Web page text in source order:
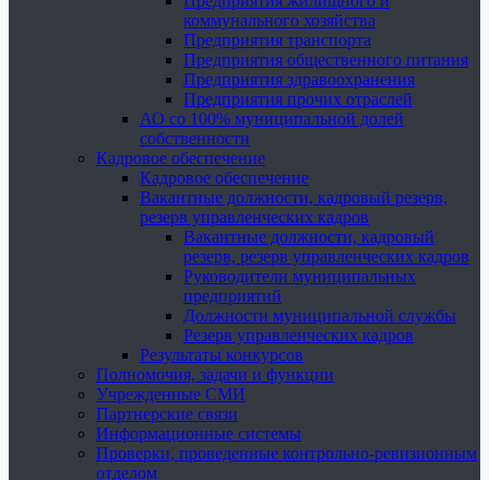
коммунального хозяйства
Предприятия транспорта
Предприятия общественного питания
Предприятия здравоохранения
Предприятия прочих отраслей
АО со 100% муниципальной долей
собственности
Кадровое обеспечение
Кадровое обеспечение
Вакантные должности, кадровый резерв,
резерв управленческих кадров
Вакантные должности, кадровый
резерв, резерв управленческих кадров
Руководители муниципальных
предприятий
Должности муниципальной службы
Резерв управленческих кадров
Результаты конкурсов
Полномочия, задачи и функции
Учрежденные СМИ
Партнерские связи
Информационные системы
Проверки, проведенные контрольно-ревизионным
отделом